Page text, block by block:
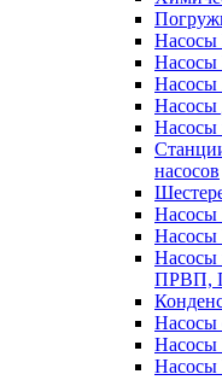
Насосы
Насосы
Насосы
насосов
ПРВП,
Насосы
Насосы